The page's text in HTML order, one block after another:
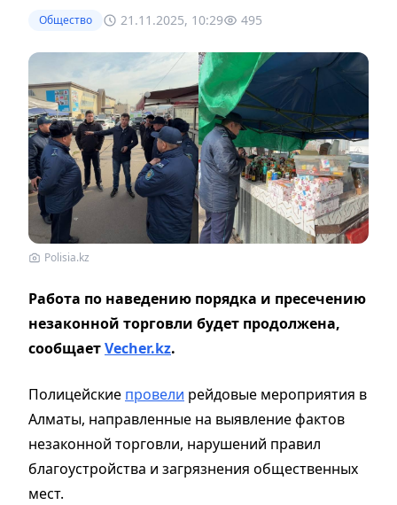
Общество 21.11.2025, 10:29 495
Polisia.kz
Работа по наведению порядка и пресечению
незаконной торговли будет продолжена,
сообщаетVecher.kz.
Полицейские провели рейдовые мероприятия в
Алматы, направленные на выявление фактов
незаконной торговли, нарушений правил
благоустройства и загрязнения общественных
мест.